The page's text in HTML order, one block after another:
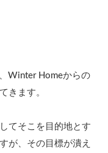
Winter Homeからの
きます。
てそこを目的地とす
が、その目標が潰え